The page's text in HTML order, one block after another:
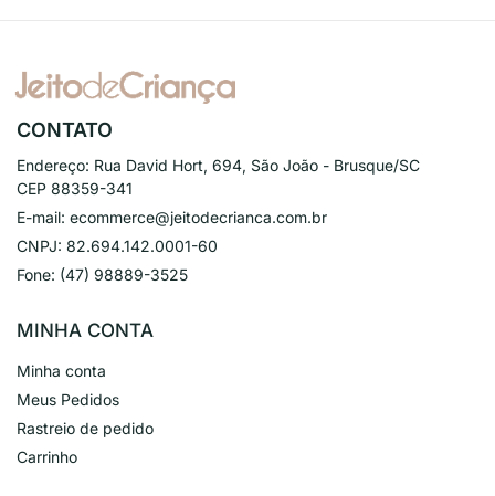
CONTATO
Endereço: Rua David Hort, 694, São João - Brusque/SC
CEP 88359-341
E-mail: ecommerce@jeitodecrianca.com.br
CNPJ: 82.694.142.0001-60
Fone: (47) 98889-3525
MINHA CONTA
Minha conta
Meus Pedidos
Rastreio de pedido
Carrinho